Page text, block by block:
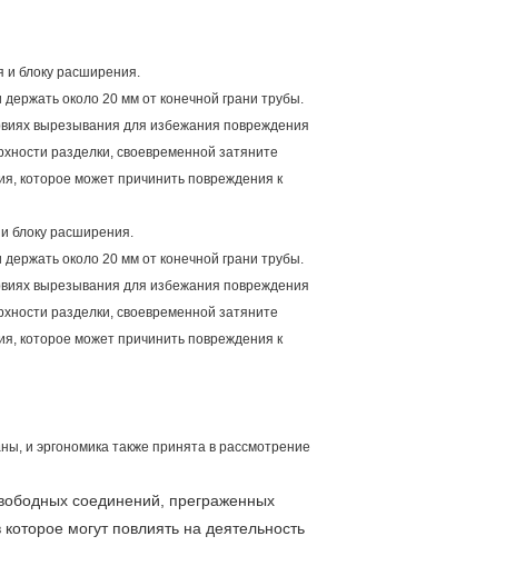
и блоку расширения.
около 20 мм от конечной грани трубы.
вырезывания для избежания повреждения
разделки, своевременной затяните
которое может причинить повреждения к
блоку расширения.
около 20 мм от конечной грани трубы.
вырезывания для избежания повреждения
разделки, своевременной затяните
которое может причинить повреждения к
и эргономика также принята в рассмотрение
соединений, преграженных
могут повлиять на деятельность